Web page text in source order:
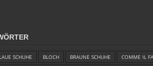
SCHUHE BLOCH BRAUNE SCHUHE
COMME IL